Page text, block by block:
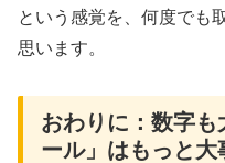
という感覚を、何度でも
思います。
おわりに：数字
ール」はもっと大